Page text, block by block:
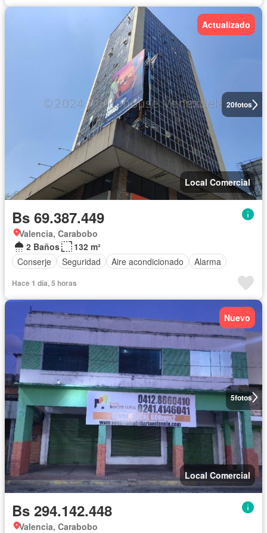
20fotos
Actualizado
Local Comercial
Bs 69.387.449
Valencia, Carabobo
2 Baños
132 m²
Conserje
Seguridad Aire acondicionado Alarma
Hace 1 día, 5 horas
5fotos
Nuevo
Local Comercial
Bs 294.142.448
Valencia, Carabobo